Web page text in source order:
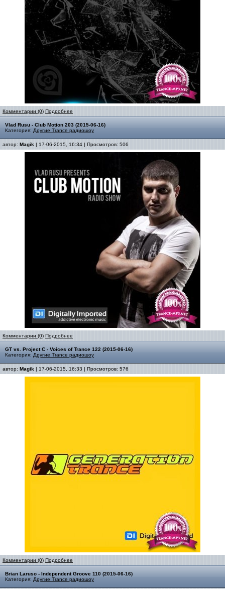
Комментарии (0) Подробнее
Vlad Rusu - Club Motion 203 (2015-06-16)
Категория: Другие Trance радиошоу
автор: Magik | 17-06-2015, 16:34 | Просмотров: 506
Комментарии (0) Подробнее
GT vs. Project C - Voices of Trance 122 (2015-06-16)
Категория: Другие Trance радиошоу
автор: Magik | 17-06-2015, 16:33 | Просмотров: 576
Комментарии (0) Подробнее
Brian Laruso - Independent Groove 110 (2015-06-16)
Категория: Другие Trance радиошоу